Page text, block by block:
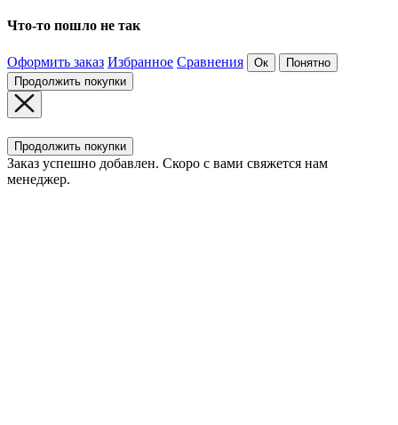
Что-то пошло не так
Оформить заказ Избранное Сравнения Ок
Понятно
Продолжить покупки
Продолжить покупки
Заказ успешно добавлен. Скоро с вами свяжется нам
менеджер.